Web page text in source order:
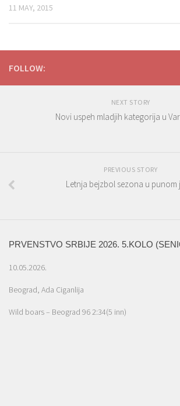
11 MAY, 2015
FOLLOW:
NEXT STORY
Novi uspeh mladjih kategorija u
PREVIOUS STORY
Letnja bejzbol sezona u punom
PRVENSTVO SRBIJE 2026. 5.KOLO
10.05.2026.
Beograd, Ada Ciganlija
Wild boars – Beograd 96 2:34(5 inn)